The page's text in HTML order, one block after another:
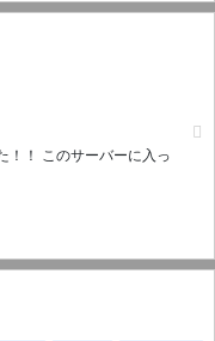
！！ このサーバーに入っ